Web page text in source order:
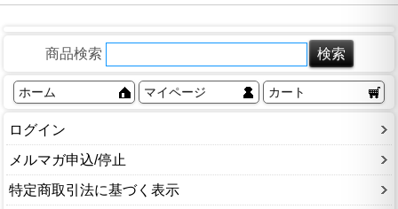
商品検索
ホーム マイページ カート
ログイン
メルマガ申込/停止
特定商取引法に基づく表示